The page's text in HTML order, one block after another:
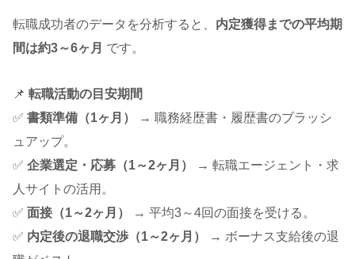
転職成功者のデータを分析すると、 内定獲得までの平均期
間は約3～6ヶ月 です。
📌 転職活動の目安期間
✅ 書類準備（1ヶ月）
→ 職務経歴書・履歴書のブラッシ
ュアップ。
✅ 企業選定・応募（1～2ヶ月）
→ 転職エージェント・求
人サイトの活用。
✅ 面接（1～2ヶ月）
→ 平均3～4回の面接を受ける。
✅ 内定後の退職交渉（1～2ヶ月）
→ ボーナス支給後の退